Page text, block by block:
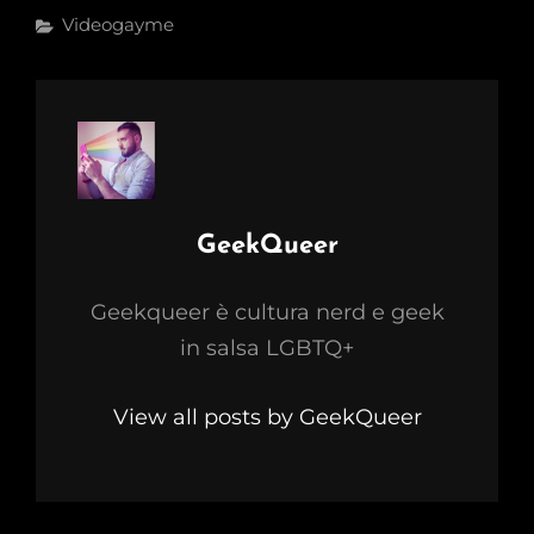
Categories
Videogayme
Author:
GeekQueer
Geekqueer è cultura nerd e geek
in salsa LGBTQ+
View all posts by GeekQueer